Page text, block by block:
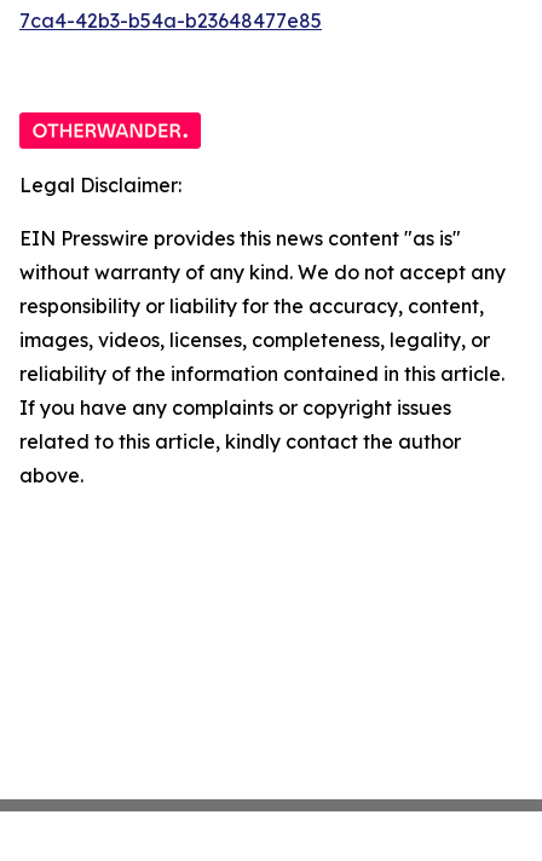
7ca4-42b3-b54a-b23648477e85
Legal Disclaimer:
EIN Presswire provides this news content "as is"
without warranty of any kind. We do not accept any
responsibility or liability for the accuracy, content,
images, videos, licenses, completeness, legality, or
reliability of the information contained in this article.
If you have any complaints or copyright issues
related to this article, kindly contact the author
above.